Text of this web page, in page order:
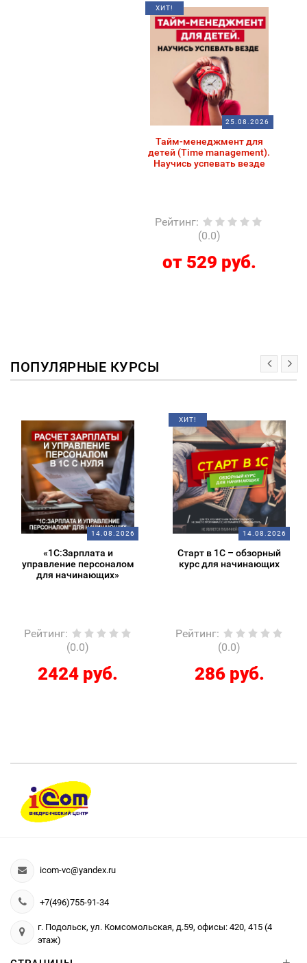
ХИТ!
25.08.2026
Тайм-менеджмент для
детей (Time management).
Научись успевать везде
Рейтинг:
(0.0)
от 529 руб.
ПОПУЛЯРНЫЕ КУРСЫ
14.08.2026
«1С:Зарплата и
управление персоналом
для начинающих»
Рейтинг:
(0.0)
2424 руб.
ХИТ!
14.08.2026
Старт в 1С – обзорный
курс для начинающих
Рейтинг:
(0.0)
286 руб.
icom-vc@yandex.ru
+7(496)755-91-34
г. Подольск, ул. Комсомольская, д.59, офисы: 420, 415 (4
этаж)